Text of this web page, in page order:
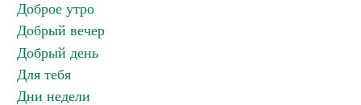
Доброе утро
Добрый вечер
Добрый день
Для тебя
Дни недели